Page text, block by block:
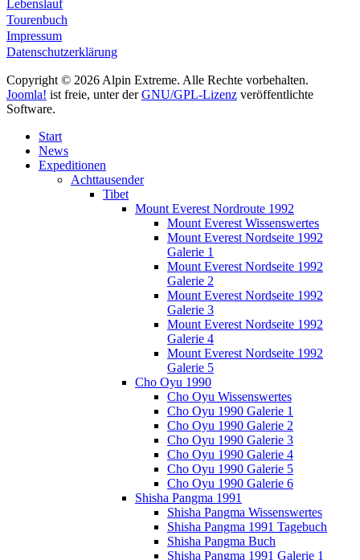
Lebenslauf
Tourenbuch
Impressum
Datenschutzerklärung
Copyright © 2026 Alpin Extreme. Alle Rechte vorbehalten.
Joomla! ist freie, unter derGNU/GPL-Lizenz veröffentlichte
Software.
Start
News
Expeditionen
Achttausender
Tibet
Mount Everest Nordroute 1992
Mount Everest Wissenswertes
Mount Everest Nordseite 1992
Galerie 1
Mount Everest Nordseite 1992
Galerie 2
Mount Everest Nordseite 1992
Galerie 3
Mount Everest Nordseite 1992
Galerie 4
Mount Everest Nordseite 1992
Galerie 5
Cho Oyu 1990
Cho Oyu Wissenswertes
Cho Oyu 1990 Galerie 1
Cho Oyu 1990 Galerie 2
Cho Oyu 1990 Galerie 3
Cho Oyu 1990 Galerie 4
Cho Oyu 1990 Galerie 5
Cho Oyu 1990 Galerie 6
Shisha Pangma 1991
Shisha Pangma Wissenswertes
Shisha Pangma 1991 Tagebuch
Shisha Pangma Buch
Shisha Pangma 1991 Galerie 1